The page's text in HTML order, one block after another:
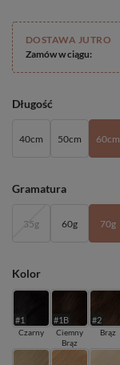
Długość
40cm 50cm 60cm
Gramatura
35g 60g 70g
Kolor
#1
Czarny
#1B
Ciemny
Brąz
#2
Brąz
DOSTAWA JUTRO
Zamów w ciągu: